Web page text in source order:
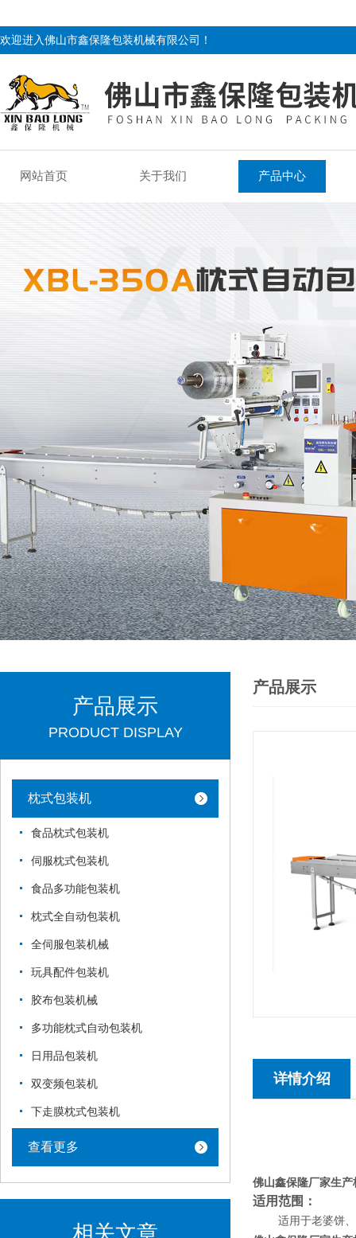
欢迎进入佛山市鑫保隆包装机械有限公司！
网站首页 关于我们 产品中心
产品展示
PRODUCT DISPLAY
枕式包装机
食品枕式包装机
伺服枕式包装机
食品多功能包装机
枕式全自动包装机
全伺服包装机械
玩具配件包装机
胶布包装机械
多功能枕式自动包装机
日用品包装机
双变频包装机
下走膜枕式包装机
查看更多
相关文章
产品展示
详情介绍
佛山鑫保隆厂家生
适用范围：
适用于老婆饼